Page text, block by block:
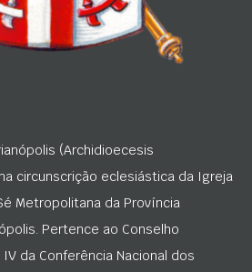
(Archidioecesis
circunscrição eclesiástica da Igreja
Metropolitana da Província
Pertence ao Conselho
da Conferência Nacional dos